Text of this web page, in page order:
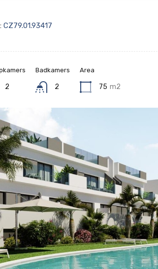
CZ79.01.93417
2
Badkamers
2
Area
75 m2